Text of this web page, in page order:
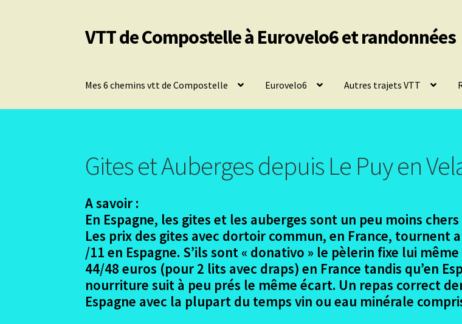
Aller
à
Aller
au
VTT de Compostelle à Eurovelo6 et randonnées
Mes 6 chemins vtt de Compostelle Eurovelo6 Autres trajets VTT
Gites et Auberges depuis Le Puy en
A savoir :
En Espagne, les gites et les auberges sont un peu moins chers
Les prix des gites avec dortoir commun, en France, tournent
/11 en Espagne. S’ils sont « donativo » le pèlerin fixe lui
44/48 euros (pour 2 lits avec draps) en France tandis qu’en
nourriture suit à peu prés le même écart. Un repas correct
Espagne avec la plupart du temps vin ou eau minérale